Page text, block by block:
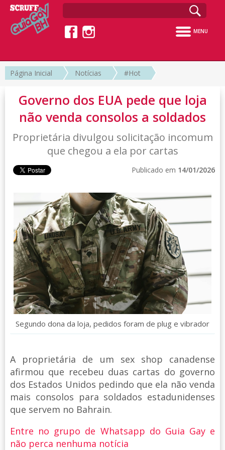
MENU
Página Inicial Notícias #Hot
Governo dos EUA pede que loja
não venda consolos a soldados
Proprietária divulgou solicitação incomum
que chegou a ela por cartas
Publicado em 14/01/2026
Segundo dona da loja, pedidos foram de plug e vibrador
A proprietária de um sex shop canadense
afirmou que recebeu duas cartas do governo
dos Estados Unidos pedindo que ela não venda
mais consolos para soldados estadunidenses
que servem no Bahrain.
Entre no grupo de Whatsapp do Guia Gay e
não perca nenhuma notícia